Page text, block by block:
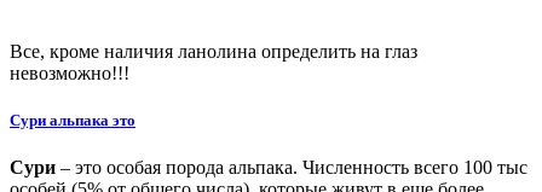
Все, кроме наличия ланолина определить на глаз
невозможно!!!
Сури альпака это
Сури – это особая порода альпака. Численность всего 100 тыс